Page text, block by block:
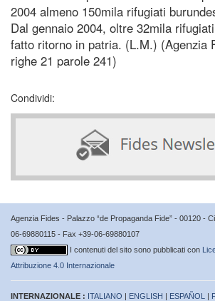
2004 almeno 150mila rifugiati
Dal gennaio 2004, oltre 32mila
fatto ritorno in patria. (L.M.) (Agenzia
righe 21 parole 241)
Condividi:
Agenzia Fides - Palazzo “de Propaganda Fide” - 00120 -
06-69880115 - Fax +39-06-69880107
I contenuti del sito sono pubblicati con
Attribuzione 4.0 Internazionale
INTERNAZIONALE : ITALIANO | ENGLISH | ESPAÑOL |